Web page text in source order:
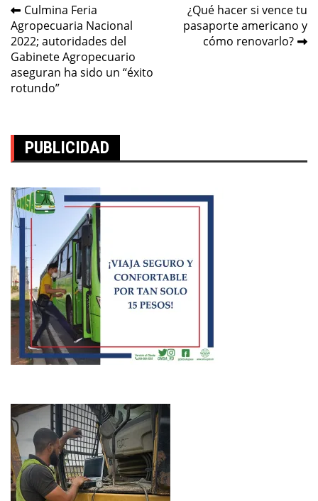
Navegación
de
entradas
Culmina Feria
Agropecuaria Nacional
2022; autoridades del
Gabinete Agropecuario
aseguran ha sido un “éxito
rotundo”
¿Qué hacer si vence tu
pasaporte americano y
cómo renovarlo?
PUBLICIDAD